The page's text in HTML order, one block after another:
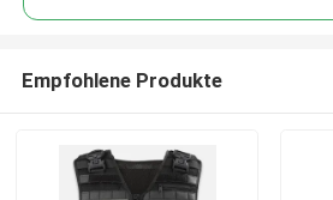
Empfohlene Produkte